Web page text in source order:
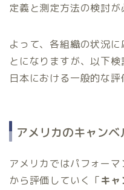
定義と測定方法の検討が
よって、各組織の状況
とになりますが、以下
日本における一般的な評
アメリカのキャンベ
アメリカではパフォー
から評価していく「キ